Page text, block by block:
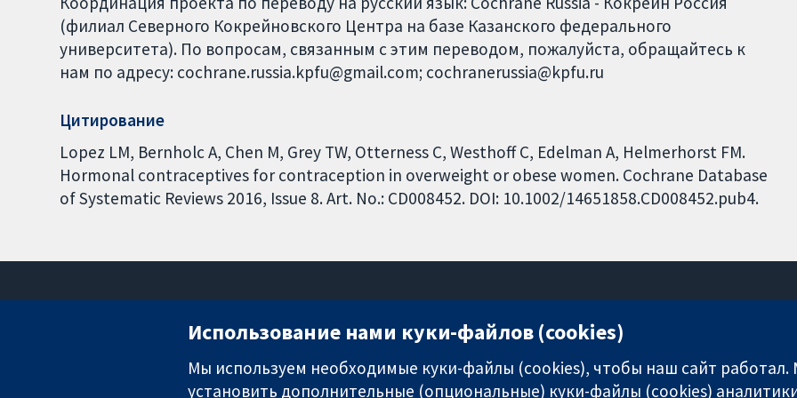
(филиал Северного Кокрейновского Центра на базе Казанского федерального
университета). По вопросам, связанным с этим переводом, пожалуйста, обращайтесь к
нам по адресу: cochrane.russia.kpfu@gmail.com; cochranerussia@kpfu.ru
Цитирование
Lopez LM, Bernholc A, Chen M, Grey TW, Otterness C, Westhoff C, Edelman A, Helmerhorst FM.
Hormonal contraceptives for contraception in overweight or obese women. Cochrane Database
of Systematic Reviews 2016, Issue 8. Art. No.: CD008452. DOI: 10.1002/14651858.CD008452.pub4.
Надёжные доказательства
11-13 Cavendish Square
W1G 0AN
Использование нами куки-файлов (cookies)
Мы используем необходимые куки-файлы (cookies), чтобы наш сайт работал.
установить дополнительные (опциональные) куки-файлы (cookies)